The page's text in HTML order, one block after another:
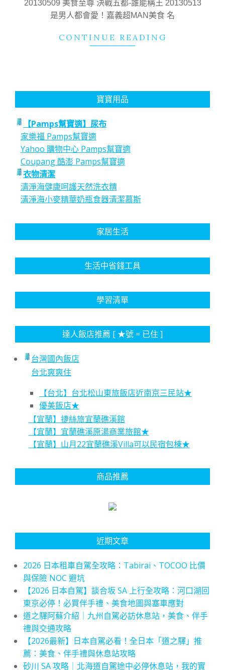
20130509 美食至尊 決戰五都-誰能稱王 20130513
是男人都會愛！嘉義超MAN美食 名
CONTINUE READING
寶寶用品
【Pamps幫寶適】尿布
家樂福 Pamps幫寶適
Yahoo 購物中心 Pamps幫寶適
Coupang 酷澎 Pamps幫寶適
衣物清潔
清淨海健康呵護天然洗衣精
清淨海小麥精華奶瓶食器清潔慕斯
家居生活
生活中省錢工具
學習清單
達人飯店推薦 [ ★號 = 已住 ]
台灣國內飯店
台北爽爽住
【台北】台北松山東旅飯店近南京三民站★
優美飯店★
【宜蘭】捷絲旅宜蘭礁溪館
【宜蘭】宜蘭礁溪原湯商業旅館★
【宜蘭】山月22宜蘭礁溪Villa可以民宿包棟★
商品推薦
近期文章
2026 日本租車自駕全攻略：Tabirai、TOCOO 比價
與保險 NOC 避坑
【2026 日本自駕】談合坂 SA 上行全攻略：河口湖回
東京必停！必買伴手禮、美食地圖與塞車應對
道之驛阿蘇介紹｜九州自駕必訪休息站，美食、伴手
禮與交通攻略
【2026最新】日本自駕必看！全日本「道之驛」推
薦：美食、伴手禮與休息站攻略
砂川 SA 攻略｜北海道自駕途中必停休息站，我的實